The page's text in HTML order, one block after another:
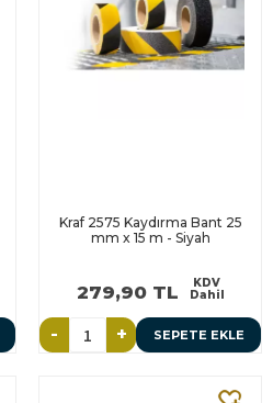
Kraf 2575 Kaydırma Bant 25
mm x 15 m - Siyah
279,90 TL
KDV
Dahil
- + SEPETE EKLE